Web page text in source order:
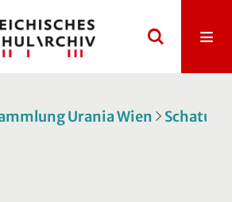
Urania Wien Schatulle